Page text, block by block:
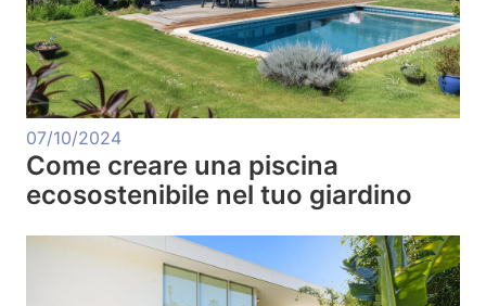
07/10/2024
Come creare una piscina
ecosostenibile nel tuo giardino